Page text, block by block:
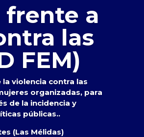
frente a
las
FEM)
violencia contra las
organizadas, para
de la incidencia y
públicas..
(Las Mélidas)